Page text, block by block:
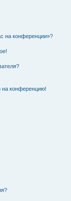
на конференции»?
на конференцию!